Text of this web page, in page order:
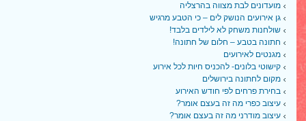
מועדונים לבת מצווה בהרצליה
גן אירועים הנושק לים – כי הטבע מרגיש
שולחנות משחק לא לילדים בלבד!
חתונה בטבע – חלום של חתונה!
מגנטים לאירועים
קישוטי בלונים- להכניס חיות לכל אירוע
מקום לחתונה בירושלים
בחירת פרחים לפי חודש האירוע
עיצוב כפרי מה זה בעצם אומר?
עיצוב מודרני מה זה בעצם אומר?